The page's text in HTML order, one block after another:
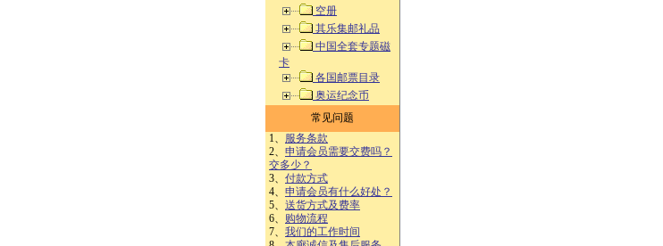
空册
其乐集邮礼品
中国全套专题磁
卡
各国邮票目录
奥运纪念币
常见问题
1、 服务条款
2、 申请会员需要交费吗？
交多少？
3、 付款方式
4、 申请会员有什么好处？
5、 送货方式及费率
6、 购物流程
7、 我们的工作时间